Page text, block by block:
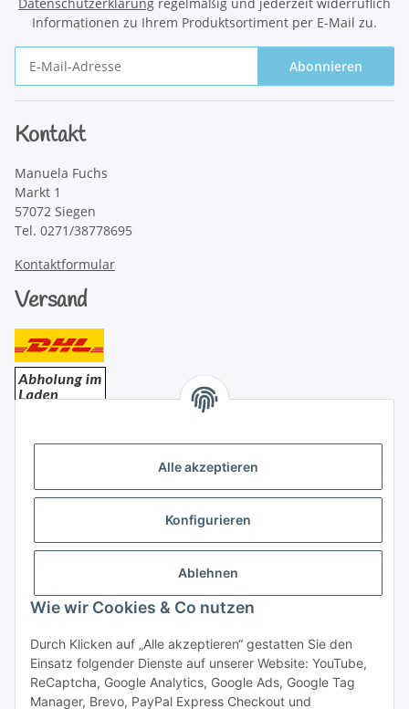
Alle akzeptieren
Konfigurieren
Ablehnen
Wie wir Cookies & Co nutzen
Durch Klicken auf „Alle akzeptieren“ gestatten Sie den
Einsatz folgender Dienste auf unserer Website: YouTube,
ReCaptcha, Google Analytics, Google Ads, Google Tag
Manager, Brevo, PayPal Express Checkout und
Informationen zu Ihrem Produktsortiment per E-Mail zu.
Abonnieren
Kontakt
Manuela Fuchs
Markt 1
57072 Siegen
Tel. 0271/38778695
Kontaktformular
Versand
Rechtliches
Vertrag widerrufen